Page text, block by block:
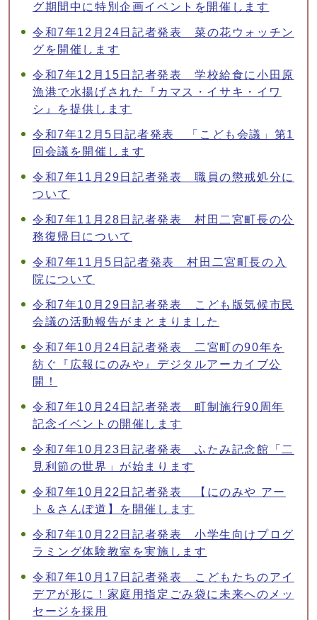
グ期間中に特別企画イベントを開催します
令和7年12月24日記者発表 菜の花ウォッチン
グを開催します
令和7年12月15日記者発表 学校給食に小田原
漁港で水揚げされた『カマス・イサキ・イワ
シ』を提供します
令和7年12月5日記者発表 「こども会議」第1
回会議を開催します
令和7年11月29日記者発表 職員の懲戒処分に
ついて
令和7年11月28日記者発表 村田二宮町長の公
務復帰日について
令和7年11月5日記者発表 村田二宮町長の入
院について
令和7年10月29日記者発表 こども版気候市民
会議の活動報告がまとまりました
令和7年10月24日記者発表 二宮町の90年を
紡ぐ『広報にのみや』デジタルアーカイブ公
開！
令和7年10月24日記者発表 町制施行90周年
記念イベントの開催します
令和7年10月23日記者発表 ふたみ記念館「二
見利節の世界」が始まります
令和7年10月22日記者発表 【にのみや アー
ト＆さんぽ道】を開催します
令和7年10月22日記者発表 小学生向けプログ
ラミング体験教室を実施します
令和7年10月17日記者発表 こどもたちのアイ
デアが形に！家庭用指定ごみ袋に未来へのメッ
セージを採用